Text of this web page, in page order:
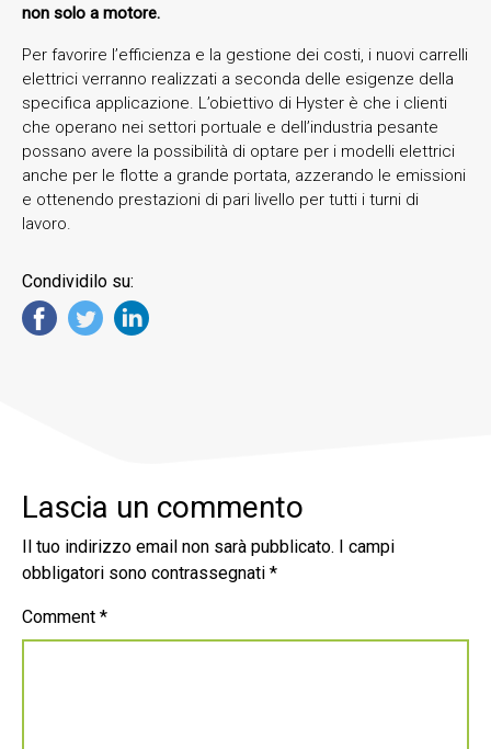
non solo a motore.
Per favorire l’efficienza e la gestione dei costi, i nuovi carrelli
elettrici verranno realizzati a seconda delle esigenze della
specifica applicazione. L’obiettivo di Hyster è che i clienti
che operano nei settori portuale e dell’industria pesante
possano avere la possibilità di optare per i modelli elettrici
anche per le flotte a grande portata, azzerando le emissioni
e ottenendo prestazioni di pari livello per tutti i turni di
lavoro.
Condividilo su:
Lascia un commento
Il tuo indirizzo email non sarà pubblicato.
I campi
obbligatori sono contrassegnati *
Comment *